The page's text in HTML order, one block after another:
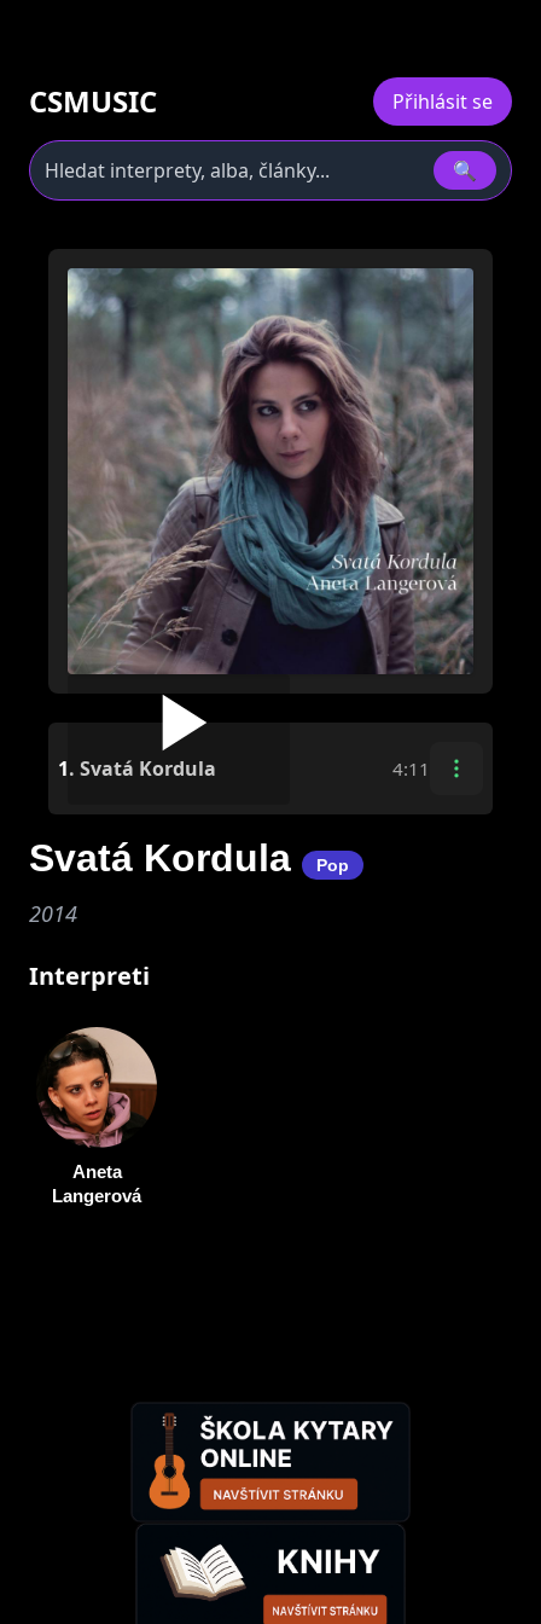
CSMUSIC Přihlásit se
🔍
1. Svatá Kordula 4:11
Svatá Kordula Pop
2014
Interpreti
Aneta
Langerová